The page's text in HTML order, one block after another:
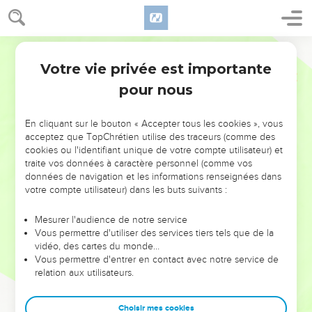
NE MANQUEZ PAS L’ÉVÉNEMENT
DE L’ANNÉE !
ET SI LEURS ERREURS POUVAIENT VOUS ÉVITER LES
VOTRES ?
leur foi ou leur vision. Mais on voit moins les doutes, les erreurs
et les saisons difficiles qu'ils ont traversés, alors même que ce
sont elles qui les ont façonnés.
Dans cette conférence, leaders, entrepreneurs, et responsables
clés pour avancer avec plus de sagesse afin que leurs erreurs
Votre vie privée est importante
pour nous
En cliquant sur le bouton « Accepter tous les cookies », vous
acceptez que TopChrétien utilise des traceurs (comme des
cookies ou l'identifiant unique de votre compte utilisateur) et
traite vos données à caractère personnel (comme vos
données de navigation et les informations renseignées dans
votre compte utilisateur) dans les buts suivants :
Mesurer l'audience de notre service
Vous permettre d'utiliser des services tiers tels que de la
vidéo, des cartes du monde…
Vous permettre d'entrer en contact avec notre service de
relation aux utilisateurs.
Choisir mes cookies